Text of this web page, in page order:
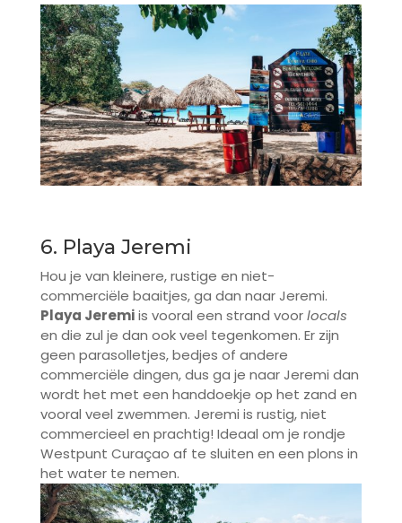
6. Playa Jeremi
Hou je van kleinere, rustige en niet-
commerciële baaitjes, ga dan naar Jeremi.
Playa Jeremiis vooral een strand voorlocals
en die zul je dan ook veel tegenkomen. Er zijn
geen parasolletjes, bedjes of andere
commerciële dingen, dus ga je naar Jeremi dan
wordt het met een handdoekje op het zand en
vooral veel zwemmen. Jeremi is rustig, niet
commercieel en prachtig! Ideaal om je rondje
Westpunt Curaçao af te sluiten en een plons in
het water te nemen.